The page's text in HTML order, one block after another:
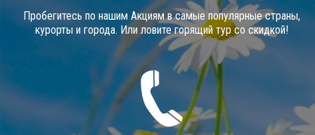
Пробегитесь по нашим Акциям в самые популярные страны,
курорты и города. Или ловите горящий тур со скидкой!